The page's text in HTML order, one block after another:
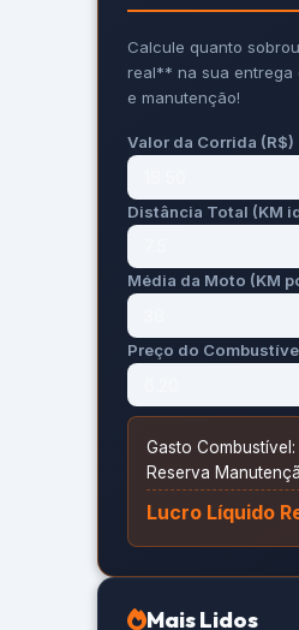
Calcule quanto
real** na sua entrega
e manutenção!
Valor da Corrida (R$)
Distância Total (KM
Média da Moto (KM
Preço do
Gasto Combustível:
Reserva
Lucro Líquido
Mais Lidos